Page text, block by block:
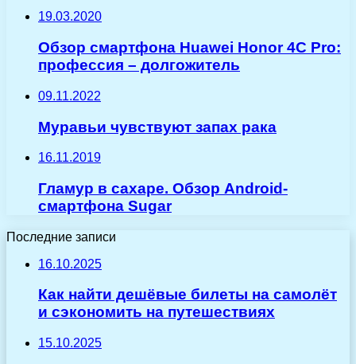
19.03.2020
Обзор смартфона Huawei Honor 4C Pro:
профессия – долгожитель
09.11.2022
Муравьи чувствуют запах рака
16.11.2019
Гламур в сахаре. Обзор Android-
смартфона Sugar
Последние записи
16.10.2025
Как найти дешёвые билеты на самолёт
и сэкономить на путешествиях
15.10.2025